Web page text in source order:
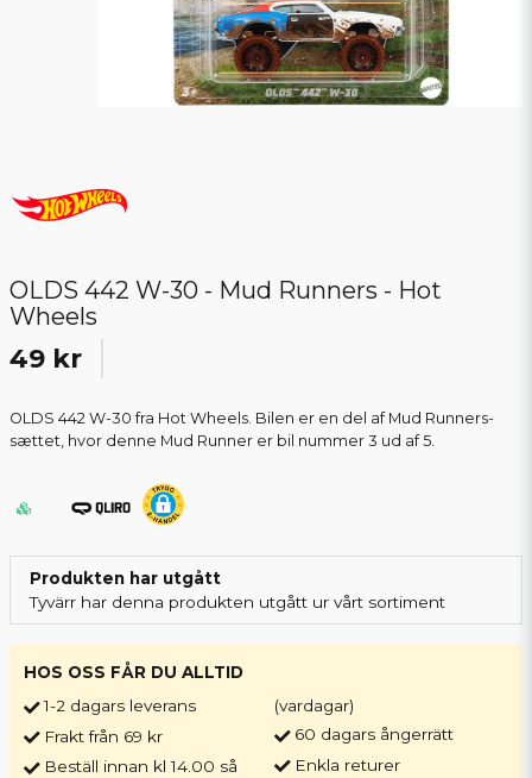
OLDS 442 W-30 - Mud Runners - Hot
Wheels
49 kr
OLDS 442 W-30 fra Hot Wheels. Bilen er en del af Mud Runners-
sættet, hvor denne Mud Runner er bil nummer 3 ud af 5.
Produkten har utgått
Tyvärr har denna produkten utgått ur vårt sortiment
HOS OSS FÅR DU ALLTID
1-2 dagars leverans
Frakt från 69 kr
Beställ innan kl 14.00 så
(vardagar)
60 dagars ångerrätt
Enkla returer